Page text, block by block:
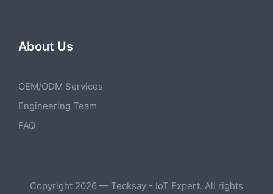
About Us
OEM/ODM Services
Engineering Team
FAQ
Copyright 2026 — Tecksay - IoT Expert. All rights